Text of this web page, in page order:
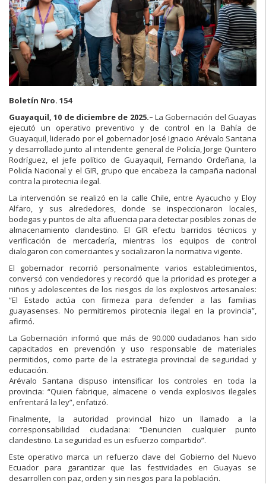
Boletín Nro. 154
Guayaquil, 10 de diciembre de 2025.– La Gobernación del Guayas
ejecutó un operativo preventivo y de control en la Bahía de
Guayaquil, liderado por el gobernador José Ignacio Arévalo Santana
y desarrollado junto al intendente general de Policía, Jorge Quintero
Rodríguez, el jefe político de Guayaquil, Fernando Ordeñana, la
Policía Nacional y el GIR, grupo que encabeza la campaña nacional
contra la pirotecnia ilegal.
La intervención se realizó en la calle Chile, entre Ayacucho y Eloy
Alfaro, y sus alrededores, donde se inspeccionaron locales,
bodegas y puntos de alta afluencia para detectar posibles zonas de
almacenamiento clandestino. El GIR efectu barridos técnicos y
verificación de mercadería, mientras los equipos de control
dialogaron con comerciantes y socializaron la normativa vigente.
El gobernador recorrió personalmente varios establecimientos,
conversó con vendedores y recordó que la prioridad es proteger a
niños y adolescentes de los riesgos de los explosivos artesanales:
“El Estado actúa con firmeza para defender a las familias
guayasenses. No permitiremos pirotecnia ilegal en la provincia”,
afirmó.
La Gobernación informó que más de 90.000 ciudadanos han sido
capacitados en prevención y uso responsable de materiales
permitidos, como parte de la estrategia provincial de seguridad y
educación.
Arévalo Santana dispuso intensificar los controles en toda la
provincia: “Quien fabrique, almacene o venda explosivos ilegales
enfrentará la ley”, enfatizó.
Finalmente, la autoridad provincial hizo un llamado a la
corresponsabilidad ciudadana: “Denuncien cualquier punto
clandestino. La seguridad es un esfuerzo compartido”.
Este operativo marca un refuerzo clave del Gobierno del Nuevo
Ecuador para garantizar que las festividades en Guayas se
desarrollen con paz, orden y sin riesgos para la población.